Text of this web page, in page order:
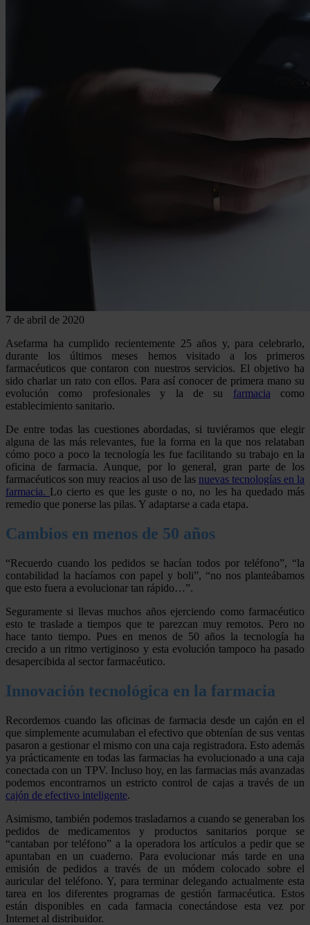
7 de abril de 2020
Asefarma ha cumplido recientemente 25 años y, para celebrarlo,
durante los últimos meses hemos visitado a los primeros
farmacéuticos que contaron con nuestros servicios. El objetivo ha
sido charlar un rato con ellos. Para así conocer de primera mano su
evolución como profesionales y la de su farmacia como
establecimiento sanitario.
De entre todas las cuestiones abordadas, si tuviéramos que elegir
alguna de las más relevantes, fue la forma en la que nos relataban
cómo poco a poco la tecnología les fue facilitando su trabajo en la
oficina de farmacia. Aunque, por lo general, gran parte de los
farmacéuticos son muy reacios al uso de las nuevas tecnologías en la
farmacia. Lo cierto es que les guste o no, no les ha quedado más
remedio que ponerse las pilas. Y adaptarse a cada etapa.
Cambios en menos de 50 años
“Recuerdo cuando los pedidos se hacían todos por teléfono”, “la
contabilidad la hacíamos con papel y boli”, “no nos planteábamos
que esto fuera a evolucionar tan rápido…”.
Seguramente si llevas muchos años ejerciendo como farmacéutico
esto te traslade a tiempos que te parezcan muy remotos. Pero no
hace tanto tiempo. Pues en menos de 50 años la tecnología ha
crecido a un ritmo vertiginoso y esta evolución tampoco ha pasado
desapercibida al sector farmacéutico.
Innovación tecnológica en la farmacia
Recordemos cuando las oficinas de farmacia desde un cajón en el
que simplemente acumulaban el efectivo que obtenían de sus ventas
pasaron a gestionar el mismo con una caja registradora. Esto además
ya prácticamente en todas las farmacias ha evolucionado a una caja
conectada con un TPV. Incluso hoy, en las farmacias más avanzadas
podemos encontrarnos un estricto control de cajas a través de un
cajón de efectivo inteligente.
Asimismo, también podemos trasladarnos a cuando se generaban los
pedidos de medicamentos y productos sanitarios porque se
“cantaban por teléfono” a la operadora los artículos a pedir que se
apuntaban en un cuaderno. Para evolucionar más tarde en una
emisión de pedidos a través de un módem colocado sobre el
auricular del teléfono. Y, para terminar delegando actualmente esta
tarea en los diferentes programas de gestión farmacéutica. Estos
están disponibles en cada farmacia conectándose esta vez por
Internet al distribuidor.